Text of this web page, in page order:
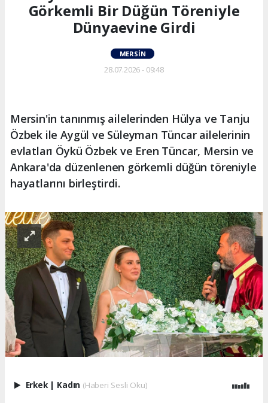
Görkemli Bir Düğün Töreniyle
Dünyaevine Girdi
MERSIN
28.07.2026 - 09:48
Mersin'in tanınmış ailelerinden Hülya ve Tanju
Özbek ile Aygül ve Süleyman Tüncar ailelerinin
evlatları Öykü Özbek ve Eren Tüncar, Mersin ve
Ankara'da düzenlenen görkemli düğün töreniyle
hayatlarını birleştirdi.
Erkek | Kadın (Haberi Sesli Oku)